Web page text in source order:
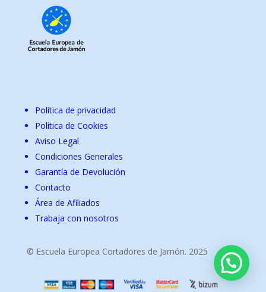
Política de privacidad
Política de Cookies
Aviso Legal
Condiciones Generales
Garantía de Devolución
Contacto
Área de Afiliados
Trabaja con nosotros
© Escuela Europea Cortadores de Jamón. 2025